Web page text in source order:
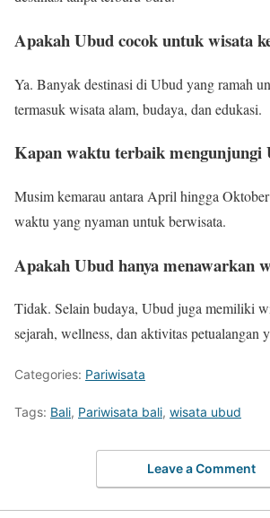
Apakah Ubud cocok untuk wisata
Ya. Banyak destinasi di Ubud yang ramah
termasuk wisata alam, budaya, dan edukasi.
Kapan waktu terbaik mengunjungi
Musim kemarau antara April hingga
waktu yang nyaman untuk berwisata.
Apakah Ubud hanya menawarkan
Tidak. Selain budaya, Ubud juga memiliki
sejarah, wellness, dan aktivitas petualangan
Categories: Pariwisata
Tags: Bali, Pariwisata bali, wisata ubud
Leave a Comment